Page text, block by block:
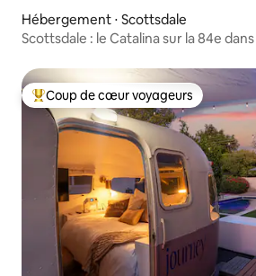
Hébergement ⋅ Scottsdale
Scottsdale : le Catalina sur la 84e dans
Coups de cœur voyageurs les plus
Coup de cœur voyageurs